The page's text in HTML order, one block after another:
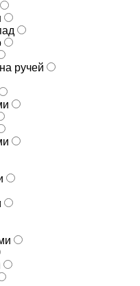
ручей